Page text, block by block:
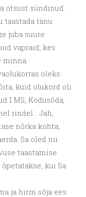
otsust sündinud.
taastada tänu
juba suure
vapraid, kes
minna.
oleks
kuid olukord oli
I MS, Kodusõda,
rindel… Jah,
nõrka kohta,
Sa oled nii
taastamise
kui Sa
ja hirm sõja ees